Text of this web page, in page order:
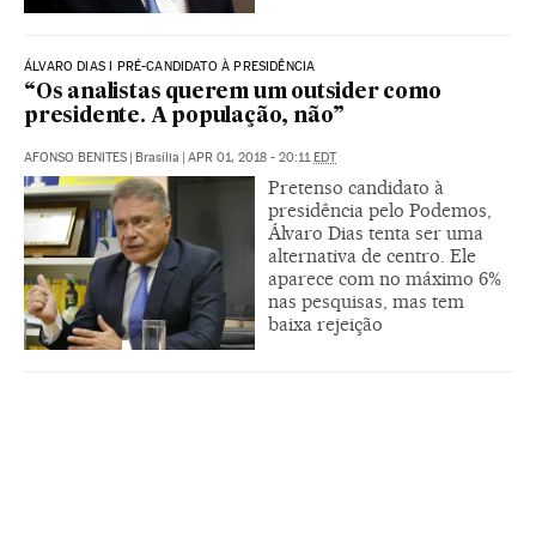
ÁLVARO DIAS I PRÉ-CANDIDATO À PRESIDÊNCIA
“Os analistas querem um outsider como
presidente. A população, não”
AFONSO BENITES | Brasília | APR 01, 2018 - 20:11EDT
Pretenso candidato à
presidência pelo Podemos,
Álvaro Dias tenta ser uma
alternativa de centro. Ele
aparece com no máximo 6%
nas pesquisas, mas tem
baixa rejeição